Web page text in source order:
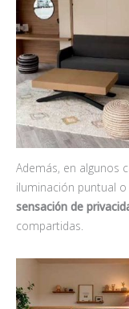
Además, en algunos
iluminación puntual
sensación de
compartidas.